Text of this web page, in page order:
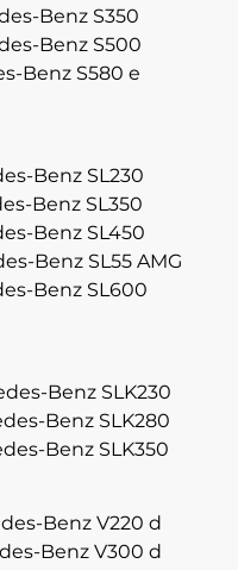
Benz S350
Benz S500
Benz S580 e
Benz SL230
Benz SL350
Benz SL450
Benz SL55 AMG
Benz SL600
Benz SLK230
Benz SLK280
Benz SLK350
Benz V220 d
Benz V300 d